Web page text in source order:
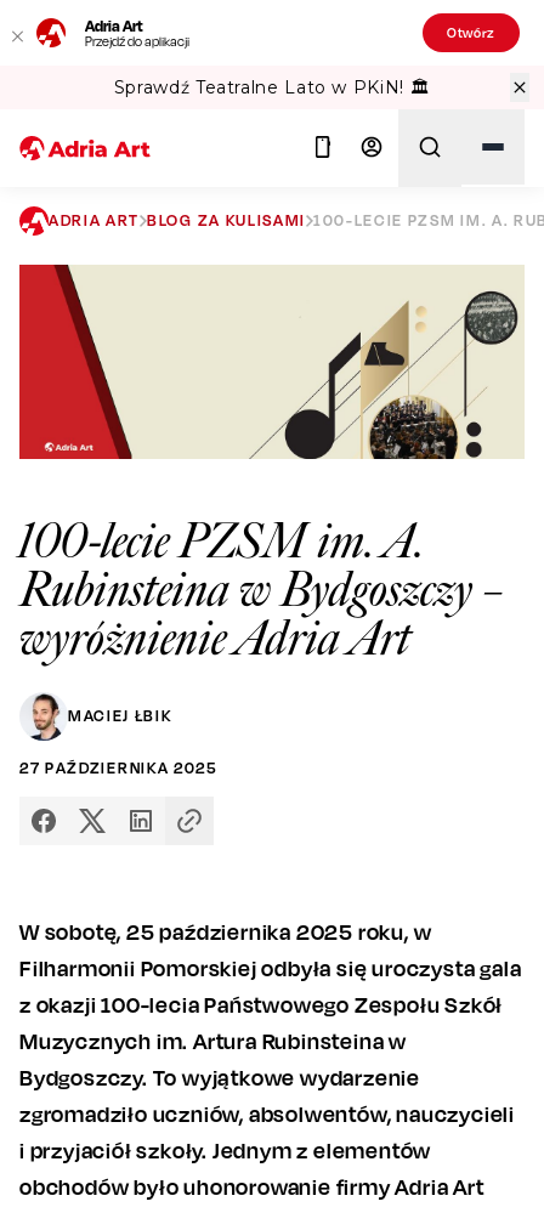
Adria Art
Przejdź do aplikacji Otwórz
Sprawdź Teatralne Lato w PKiN! 🏛️
ADRIA ART BLOG ZA KULISAMI 100-LECIE PZSM IM. A.
100-lecie PZSM im. A.
Rubinsteina w Bydgoszczy –
wyróżnienie Adria Art
MACIEJ ŁBIK
27 PAŹDZIERNIKA 2025
W sobotę, 25 października 2025 roku, w
Filharmonii Pomorskiej odbyła się uroczysta gala
z okazji 100-lecia Państwowego Zespołu Szkół
Muzycznych im. Artura Rubinsteina w
Bydgoszczy. To wyjątkowe wydarzenie
zgromadziło uczniów, absolwentów, nauczycieli
i przyjaciół szkoły. Jednym z elementów
obchodów było uhonorowanie firmy Adria Art